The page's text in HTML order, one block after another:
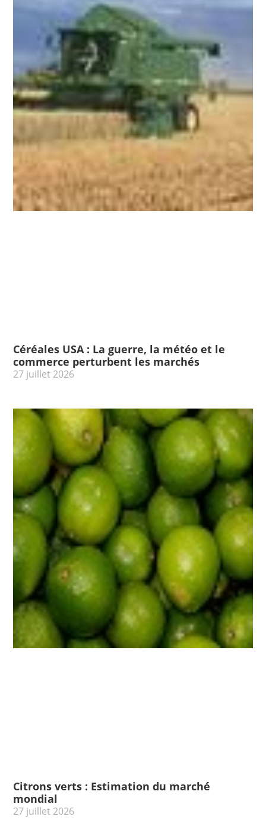
Céréales USA : La guerre, la météo et le
commerce perturbent les marchés
27 juillet 2026
Citrons verts : Estimation du marché
mondial
27 juillet 2026